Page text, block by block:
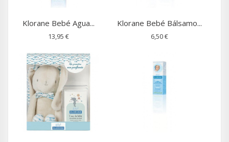
Klorane Bebé Agua...
13,95 €
Klorane Bebé Bálsamo...
6,50 €